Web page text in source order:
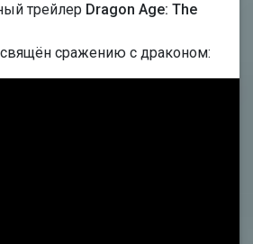
трейлер Dragon Age: The
сражению с драконом: